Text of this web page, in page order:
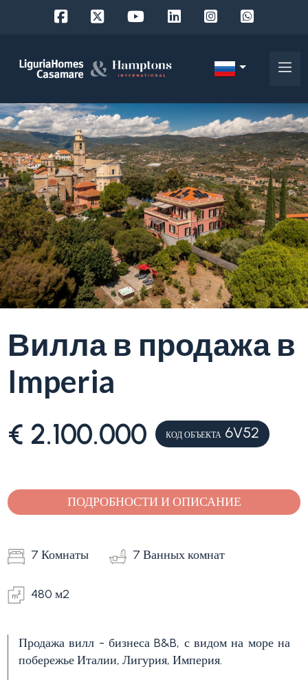
Вилла в продажа в
Imperia
€ 2.100.000 КОД ОБЪЕКТА 6V52
ПОДРОБНОСТИ И ОПИСАНИЕ
7 Комнаты 7 Ванных комнат
480 м2
Продажа вилл - бизнеса B&B, с видом на море на
побережье Италии, Лигурия, Империя.
EN
DE
RU
О
нас
Наши
услуги
Лигурия
Продажа
Избранное
(0)
Выберите
место
поиска
выберите район
Город
квартиры
(Вилла,
квартира)
-
Любая
Жилая
Цена